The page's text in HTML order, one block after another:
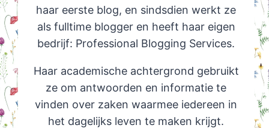
haar eerste blog, en sindsdien werkt ze
als fulltime blogger en heeft haar eigen
bedrijf: Professional Blogging Services.
Haar academische achtergrond gebruikt
ze om antwoorden en informatie te
vinden over zaken waarmee iedereen in
het dagelijks leven te maken krijgt.